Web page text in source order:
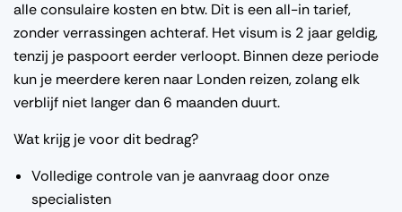
alle consulaire kosten en btw. Dit is een all-in tarief,
zonder verrassingen achteraf. Het visum is 2 jaar geldig,
tenzij je paspoort eerder verloopt. Binnen deze periode
kun je meerdere keren naar Londen reizen, zolang elk
verblijf niet langer dan 6 maanden duurt.
Wat krijg je voor dit bedrag?
Volledige controle van je aanvraag door onze
specialisten